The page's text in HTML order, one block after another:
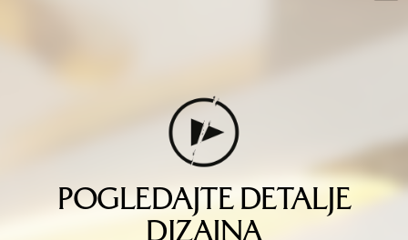
POGLEDAJTE DETALJE
DIZAJNA